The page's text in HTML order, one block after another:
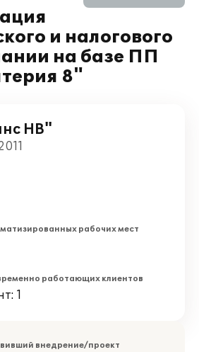
и налогового
на базе ПП
8"
НВ"
рабочих мест
работающих клиентов
1
внедрение/проект